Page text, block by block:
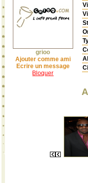
grioo
Ajouter comme ami
Ecrire un message
Bloquer